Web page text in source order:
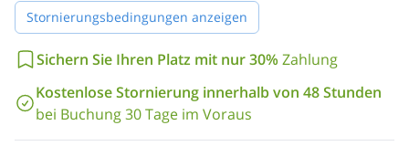
umfasst, bleibt er gut gesichert, insbesondere in
anspruchsvolleren Bereichen, und bietet spannende Abschnitte
Diese ausgestattete Route, die den Marmolada Westgrat
hinaufführt, wird von Metallseilen und Klammern unterstützt und
hat einen Höhenunterschied von 450 Metern (1280 Meter für die
gesamte Exkursion).
Stornierungsbedingungen anzeigen
Sichern Sie Ihren Platz mit nur 30%Zahlung
Kostenlose Stornierung innerhalb von 48 Stunden
bei Buchung 30 Tage im Voraus